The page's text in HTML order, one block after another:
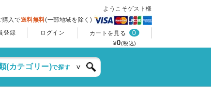
ようこそゲスト様
購入で送料無料(一部地域を除く)
登録
ログイン カートを見る 0
¥0(税込)
(カテゴリー)で探す